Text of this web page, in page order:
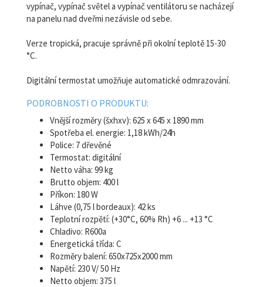
vypínač, vypínač světel a vypínač ventilátoru se nacházejí
na panelu nad dveřmi nezávisle od sebe.
Verze tropická, pracuje správně při okolní teplotě 15-30
°C.
Digitální termostat umožňuje automatické odmrazování.
PODROBNOSTI O PRODUKTU:
Vnější rozměry (šxhxv): 625 x 645 x 1890 mm
Spotřeba el. energie: 1,18 kWh/24h
Police: 7 dřevěné
Termostat: digitální
Netto váha: 99 kg
Brutto objem: 400 l
Příkon: 180 W
Láhve (0,75 l bordeaux): 42 ks
Teplotní rozpětí: (+30°C, 60% Rh) +6 ... +13 °C
Chladivo: R600a
Energetická třída: C
Rozměry balení: 650x725x2000 mm
Napětí: 230 V/ 50 Hz
Netto objem: 375 l